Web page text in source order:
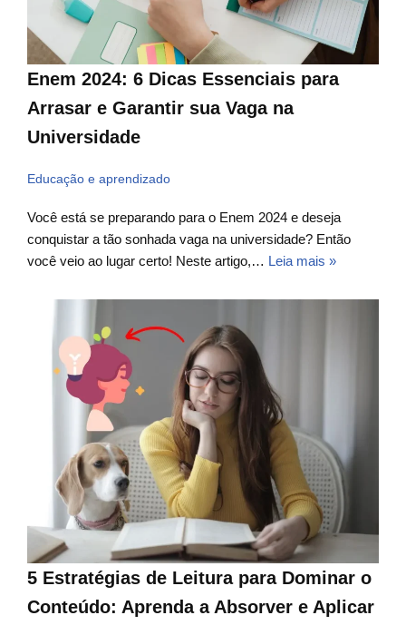
Enem 2024: 6 Dicas Essenciais para
Arrasar e Garantir sua Vaga na
Universidade
Educação e aprendizado
Você está se preparando para o Enem 2024 e deseja
conquistar a tão sonhada vaga na universidade? Então
você veio ao lugar certo! Neste artigo,… Leia mais »
5 Estratégias de Leitura para Dominar o
Conteúdo: Aprenda a Absorver e Aplicar